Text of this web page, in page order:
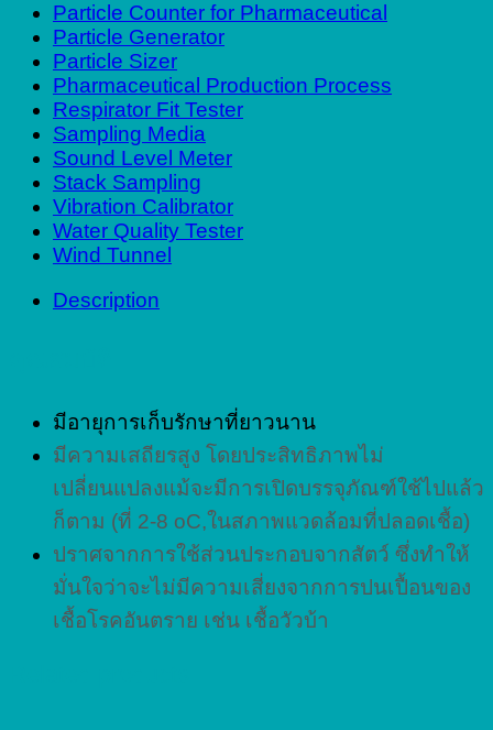
Particle Counter for Pharmaceutical
Particle Generator
Particle Sizer
Pharmaceutical Production Process
Respirator Fit Tester
Sampling Media
Sound Level Meter
Stack Sampling
Vibration Calibrator
Water Quality Tester
Wind Tunnel
Description
มีอายุการเก็บรักษาที่ยาวนาน
มีความเสถียรสูง โดยประสิทธิภาพไม่
เปลี่ยนแปลงแม้จะมีการเปิดบรรจุภัณฑ์ใช้ไปแล้ว
ก็ตาม (ที่ 2-8 oC,ในสภาพแวดล้อมที่ปลอดเชื้อ)
ปราศจากการใช้ส่วนประกอบจากสัตว์ ซึ่งทำให้
มั่นใจว่าจะไม่มีความเสี่ยงจากการปนเปื้อนของ
เชื้อโรคอันตราย เช่น เชื้อวัวบ้า